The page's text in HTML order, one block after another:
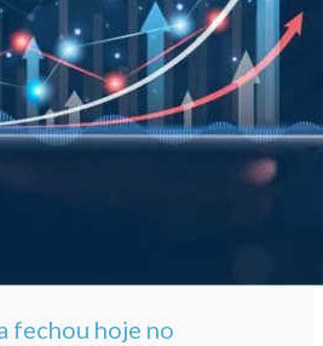
fechou hoje no